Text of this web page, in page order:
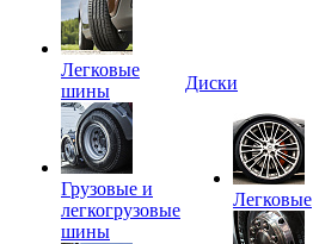
Легковые
шины
Грузовые и
легкогрузовые
шины
Диски
Легковые